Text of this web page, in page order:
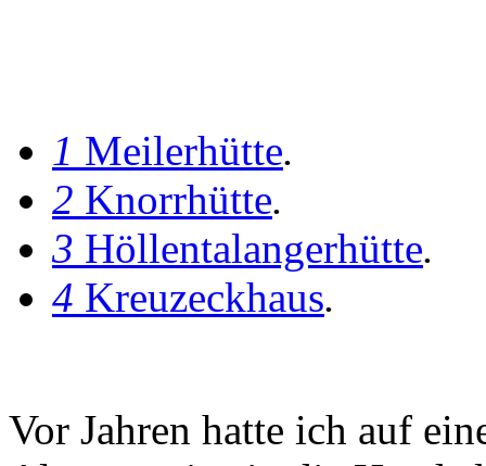
1 Meilerhütte.
2 Knorrhütte.
3 Höllentalangerhütte.
4 Kreuzeckhaus.
Vor Jahren hatte ich auf